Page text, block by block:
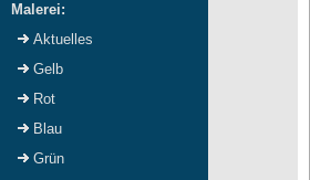
Malerei:
Aktuelles
Gelb
Rot
Blau
Grün